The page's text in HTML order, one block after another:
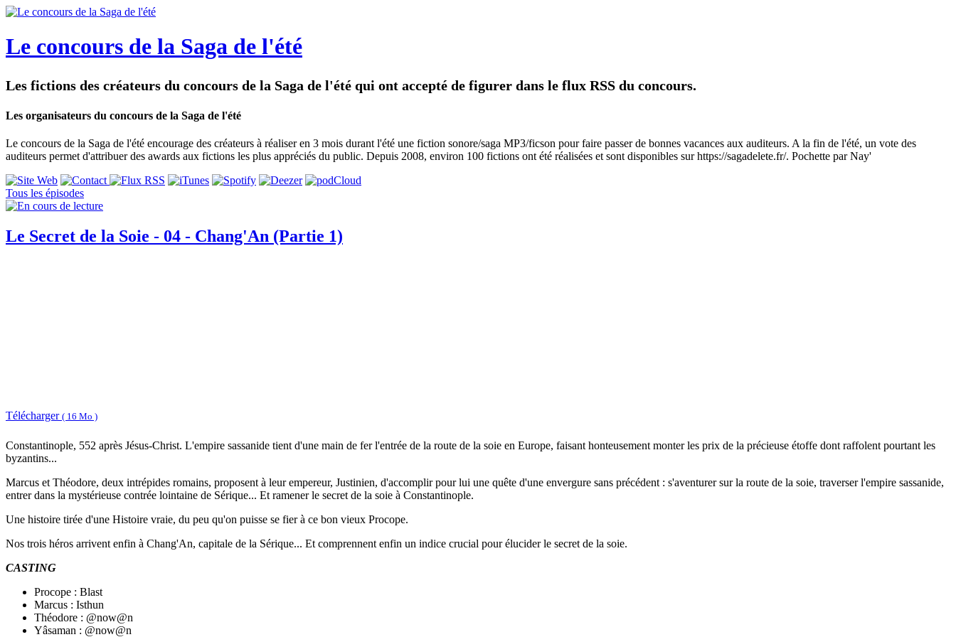
Le concours de la Saga de l'été
Les fictions des créateurs du concours de la Saga de l'été qui ont accepté de figurer dans le flux RSS du concours.
Les organisateurs du concours de la Saga de l'été
Le concours de la Saga de l'été encourage des créateurs à réaliser en 3 mois durant l'été une fiction sonore/saga MP3/ficson pour faire passer de bonnes vacances aux auditeurs. A la fin de l'été, un vote des
auditeurs permet d'attribuer des awards aux fictions les plus appréciés du public. Depuis 2008, environ 100 fictions ont été réalisées et sont disponibles sur https://sagadelete.fr/. Pochette par Nay'
Tous les épisodes
Le Secret de la Soie - 04 - Chang'An (Partie 1)
Télécharger ( 16 Mo )
Constantinople, 552 après Jésus-Christ. L'empire sassanide tient d'une main de fer l'entrée de la route de la soie en Europe, faisant honteusement monter les prix de la précieuse étoffe dont raffolent pourtant les
byzantins...
Marcus et Théodore, deux intrépides romains, proposent à leur empereur, Justinien, d'accomplir pour lui une quête d'une envergure sans précédent : s'aventurer sur la route de la soie, traverser l'empire sassanide,
entrer dans la mystérieuse contrée lointaine de Sérique... Et ramener le secret de la soie à Constantinople.
Une histoire tirée d'une Histoire vraie, du peu qu'on puisse se fier à ce bon vieux Procope.
Nos trois héros arrivent enfin à Chang'An, capitale de la Sérique... Et comprennent enfin un indice crucial pour élucider le secret de la soie.
CASTING
Procope : Blast
Marcus : Isthun
Théodore : @now@n
Yâsaman : @now@n